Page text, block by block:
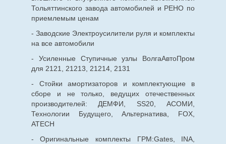
Тольяттинского завода автомобилей и РЕНО по
приемлемым ценам
- Заводские Электроусилители руля и комплекты
на все автомобили
- Усиленные Ступичные узлы ВолгаАвтоПром
для 2121, 21213, 21214, 2131
- Стойки амортизаторов и комплектующие в
сборе и не только, ведущих отечественных
производителей: ДЕМФИ, SS20, АСОМИ,
Технологии Будущего, Альтернатива, FOX,
ATECH
- Оригинальные комплекты ГРМ:Gates, INA,